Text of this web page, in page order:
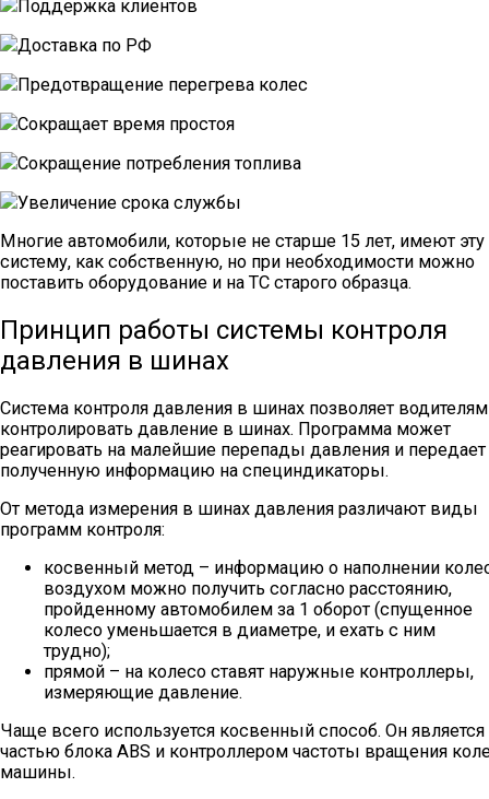
Поддержка клиентов
Доставка по РФ
Предотвращение перегрева колес
Сокращает время простоя
Сокращение потребления топлива
Увеличение срока службы
Многие автомобили, которые не старше 15 лет, имеют эту
систему, как собственную, но при необходимости можно
поставить оборудование и на ТС старого образца.
Принцип работы системы контроля
давления в шинах
Система контроля давления в шинах позволяет водителям
контролировать давление в шинах. Программа может
реагировать на малейшие перепады давления и передает
полученную информацию на специндикаторы.
От метода измерения в шинах давления различают виды
программ контроля:
косвенный метод – информацию о наполнении
воздухом можно получить согласно расстоянию,
пройденному автомобилем за 1 оборот (спущенное
колесо уменьшается в диаметре, и ехать с ним
трудно);
прямой – на колесо ставят наружные контроллеры,
измеряющие давление.
Чаще всего используется косвенный способ. Он является
частью блока ABS и контроллером частоты вращения
машины.